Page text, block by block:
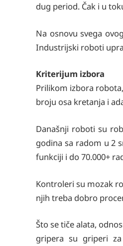
dug period. Čak i u
Na osnovu svega
Industrijski roboti
Kriterijum izbora
Prilikom izbora
broju osa kretanja i
Današnji roboti su
godina sa radom u 2
funkciji i do 70.000+
Kontroleri su mozak
njih treba dobro
Što se tiče alata,
gripera su griperi